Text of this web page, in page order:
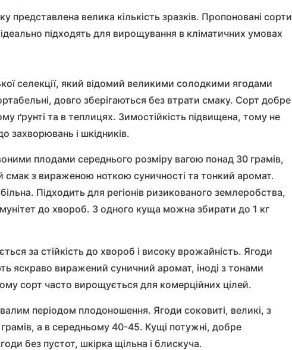
представлена велика кількість зразків. Пропоновані сорти
підходять для вирощування в кліматичних умовах
селекції, який відомий великими солодкими ягодами
довго зберігаються без втрати смаку. Сорт добре
ґрунті та в теплицях. Зимостійкість підвищена, тому не
захворювань і шкідників.
плодами середнього розміру вагою понад 30 грамів,
смак з вираженою ноткою суничності та тонкий аромат.
Підходить для регіонів ризикованого землеробства,
до хвороб. З одного куща можна збирати до 1 кг
за стійкість до хвороб і високу врожайність. Ягоди
яскраво виражений суничний аромат, іноді з тонами
сорт часто вирощується для комерційних цілей.
періодом плодоношення. Ягоди соковиті, великі, з
а в середньому 40-45. Кущі потужні, добре
без пустот, шкірка щільна і блискуча.